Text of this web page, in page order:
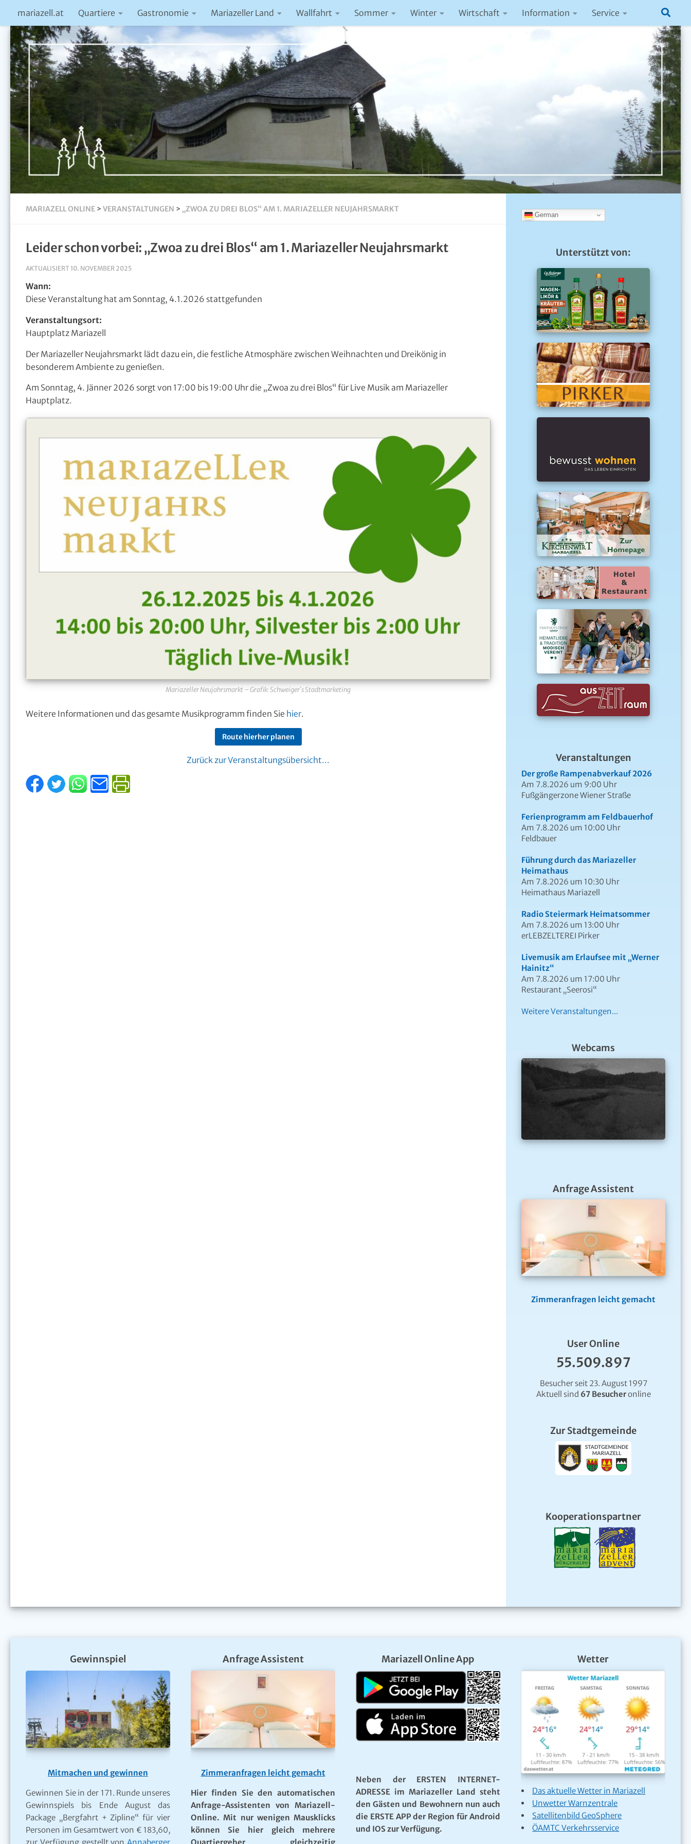
mariazell.at Quartiere Gastronomie Mariazeller Land Wallfahrt Sommer Winter Wirtschaft Information Service
MARIAZELL ONLINE > VERANSTALTUNGEN > „ZWOA ZU DREI BLOS“ AM 1. MARIAZELLER NEUJAHRSMARKT
Leider schon vorbei: „Zwoa zu drei Blos“ am 1. Mariazeller Neujahrsmarkt
AKTUALISIERT 10. NOVEMBER 2025
Wann:
Diese Veranstaltung hat am Sonntag, 4.1.2026 stattgefunden
Veranstaltungsort:
Hauptplatz Mariazell
Der Mariazeller Neujahrsmarkt lädt dazu ein, die festliche Atmosphäre zwischen Weihnachten und Dreikönig in
besonderem Ambiente zu genießen.
Am Sonntag, 4. Jänner 2026 sorgt von 17:00 bis 19:00 Uhr die „Zwoa zu drei Blos“ für Live Musik am Mariazeller
Hauptplatz.
Mariazeller Neujahrsmarkt – Grafik: Schweiger´s Stadtmarketing
Weitere Informationen und das gesamte Musikprogramm finden Sie hier.
Route hierher planen
Zurück zur Veranstaltungsübersicht...
German
Unterstützt von:
Veranstaltungen
Der große Rampenabverkauf 2026
Am 7.8.2026 um 9:00 Uhr
Fußgängerzone Wiener Straße
Ferienprogramm am Feldbauerhof
Am 7.8.2026 um 10:00 Uhr
Feldbauer
Führung durch das Mariazeller
Heimathaus
Am 7.8.2026 um 10:30 Uhr
Heimathaus Mariazell
Radio Steiermark Heimatsommer
Am 7.8.2026 um 13:00 Uhr
erLEBZELTEREI Pirker
Livemusik am Erlaufsee mit „Werner
Hainitz“
Am 7.8.2026 um 17:00 Uhr
Restaurant „Seerosi“
Weitere Veranstaltungen...
Webcams
Anfrage Assistent
Zimmeranfragen leicht gemacht
User Online
55.509.897
Besucher seit 23. August 1997
Aktuell sind 67 Besucheronline
Zur Stadtgemeinde
Kooperationspartner
Gewinnspiel
Mitmachen und gewinnen
Gewinnen Sie in der 171. Runde unseres
Gewinnspiels bis Ende August das
Package „Bergfahrt + Zipline“ für vier
Personen im Gesamtwert von € 183,60,
Anfrage Assistent
Zimmeranfragen leicht gemacht
Hier finden Sie den automatischen
Anfrage-Assistenten von Mariazell-
Online. Mit nur wenigen Mausklicks
können Sie hier gleich mehrere
Mariazell Online App
Neben der ERSTEN INTERNET-
ADRESSE im Mariazeller Land steht
den Gästen und Bewohnern nun auch
die ERSTE APP der Region für Android
und IOS zur Verfügung.
Wetter
Das aktuelle Wetter in Mariazell
Unwetter Warnzentrale
Satellitenbild GeoSphere
ÖAMTC Verkehrsservice